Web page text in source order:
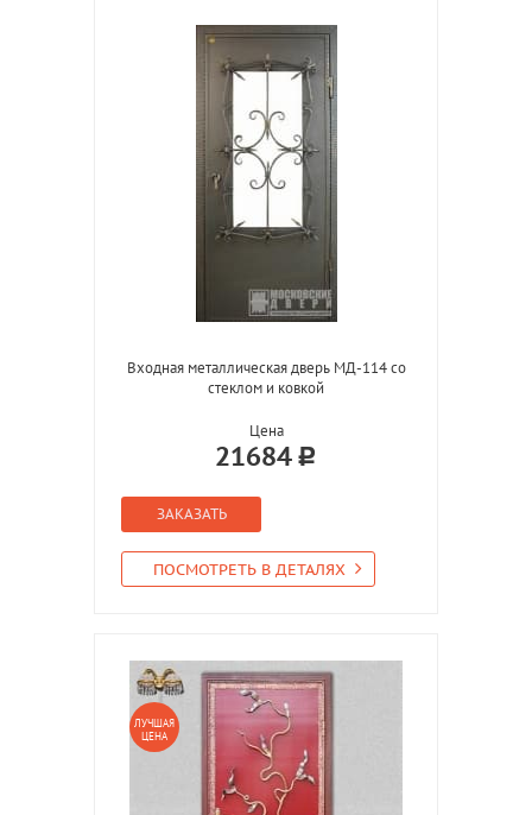
Входная металлическая дверь МД-114 со
стеклом и ковкой
Цена
21684
ЗАКАЗАТЬ
ПОСМОТРЕТЬ В ДЕТАЛЯХ
ЛУЧШАЯ
ЦЕНА